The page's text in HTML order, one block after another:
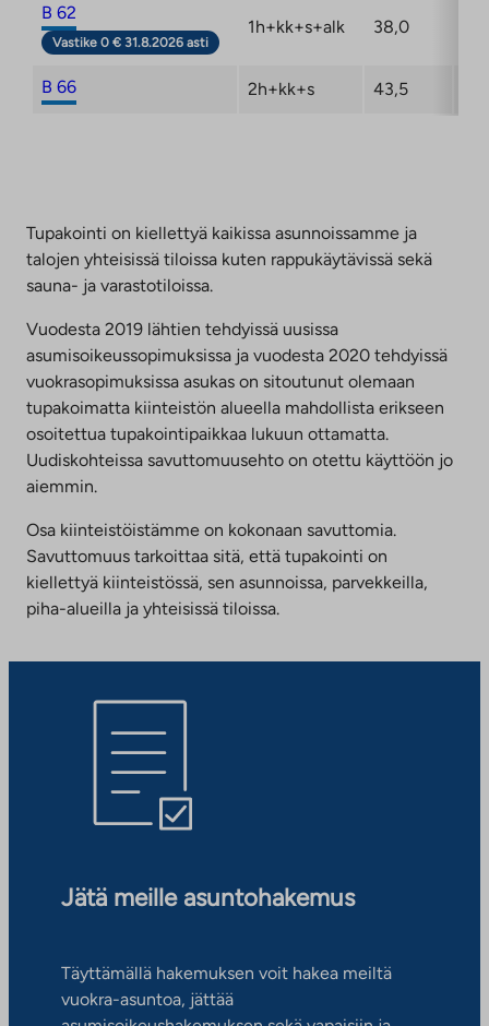
B 62
Vastike 0 € 31.8.2026 asti
1h+kk+s+alk 38,0
B 66 2h+kk+s 43,5
Tupakointi on kiellettyä kaikissa asunnoissamme ja
talojen yhteisissä tiloissa kuten rappukäytävissä sekä
sauna- ja varastotiloissa.
Vuodesta 2019 lähtien tehdyissä uusissa
asumisoikeussopimuksissa ja vuodesta 2020 tehdyissä
vuokrasopimuksissa asukas on sitoutunut olemaan
tupakoimatta kiinteistön alueella mahdollista erikseen
osoitettua tupakointipaikkaa lukuun ottamatta.
Uudiskohteissa savuttomuusehto on otettu käyttöön jo
aiemmin.
Osa kiinteistöistämme on kokonaan savuttomia.
Savuttomuus tarkoittaa sitä, että tupakointi on
kiellettyä kiinteistössä, sen asunnoissa, parvekkeilla,
piha-alueilla ja yhteisissä tiloissa.
Jätä meille asuntohakemus
Täyttämällä hakemuksen voit hakea meiltä
vuokra-asuntoa, jättää